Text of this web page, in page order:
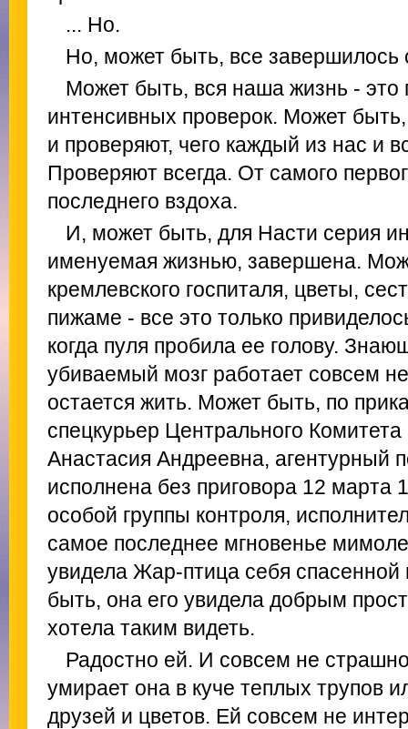
... Но.
Но, может быть, все завершилось
Может быть, вся наша жизнь - это
интенсивных проверок. Может
и проверяют, чего каждый из нас и
Проверяют всегда. От самого
последнего вздоха.
И, может быть, для Насти серия
именуемая жизнью, завершена.
кремлевского госпиталя, цветы,
пижаме - все это только
когда пуля пробила ее голову.
убиваемый мозг работает совсем не
остается жить. Может быть, по
спецкурьер Центрального
Анастасия Андреевна, агентурный
исполнена без приговора 12 марта
особой группы контроля,
самое последнее мгновенье
увидела Жар-птица себя
быть, она его увидела добрым
хотела таким видеть.
Радостно ей. И совсем не
умирает она в куче теплых трупов
друзей и цветов. Ей совсем не